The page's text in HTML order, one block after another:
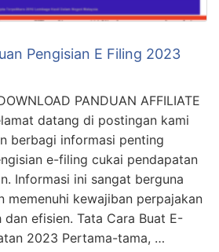
Pengisian E Filing 2023
PANDUAN AFFILIATE
datang di postingan kami
berbagi informasi penting
e-filing cukai pendapatan
Informasi ini sangat berguna
memenuhi kewajiban perpajakan
efisien. Tata Cara Buat E-
2023 Pertama-tama, …